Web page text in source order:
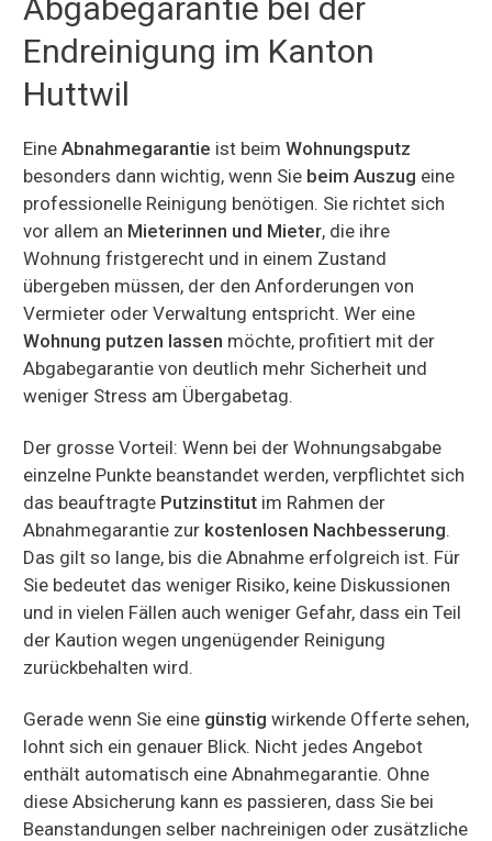
Abgabegarantie bei der
Endreinigung im Kanton
Huttwil
Eine Abnahmegarantie ist beim Wohnungsputz
besonders dann wichtig, wenn Sie beim Auszug eine
professionelle Reinigung benötigen. Sie richtet sich
vor allem an Mieterinnen und Mieter, die ihre
Wohnung fristgerecht und in einem Zustand
übergeben müssen, der den Anforderungen von
Vermieter oder Verwaltung entspricht. Wer eine
Wohnung putzen lassen möchte, profitiert mit der
Abgabegarantie von deutlich mehr Sicherheit und
weniger Stress am Übergabetag.
Der grosse Vorteil: Wenn bei der Wohnungsabgabe
einzelne Punkte beanstandet werden, verpflichtet sich
das beauftragte Putzinstitut im Rahmen der
Abnahmegarantie zur kostenlosen Nachbesserung.
Das gilt so lange, bis die Abnahme erfolgreich ist. Für
Sie bedeutet das weniger Risiko, keine Diskussionen
und in vielen Fällen auch weniger Gefahr, dass ein Teil
der Kaution wegen ungenügender Reinigung
zurückbehalten wird.
Gerade wenn Sie eine günstig wirkende Offerte sehen,
lohnt sich ein genauer Blick. Nicht jedes Angebot
enthält automatisch eine Abnahmegarantie. Ohne
diese Absicherung kann es passieren, dass Sie bei
Beanstandungen selber nachreinigen oder zusätzliche